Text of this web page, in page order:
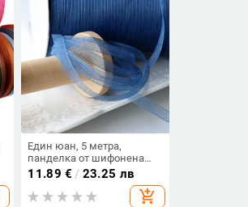
Един юан, 5 метра,
панделка от шифонена
прежда, ръчно изработени
материали, материали за
шапка, лента за коса,
11.89 € / 23.25 лв
add_shopping_cart